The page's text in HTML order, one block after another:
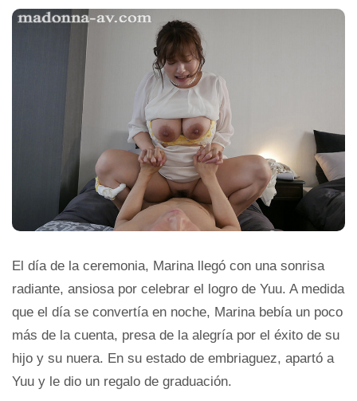
El día de la ceremonia, Marina llegó con una sonrisa
radiante, ansiosa por celebrar el logro de Yuu. A medida
que el día se convertía en noche, Marina bebía un poco
más de la cuenta, presa de la alegría por el éxito de su
hijo y su nuera. En su estado de embriaguez, apartó a
Yuu y le dio un regalo de graduación.